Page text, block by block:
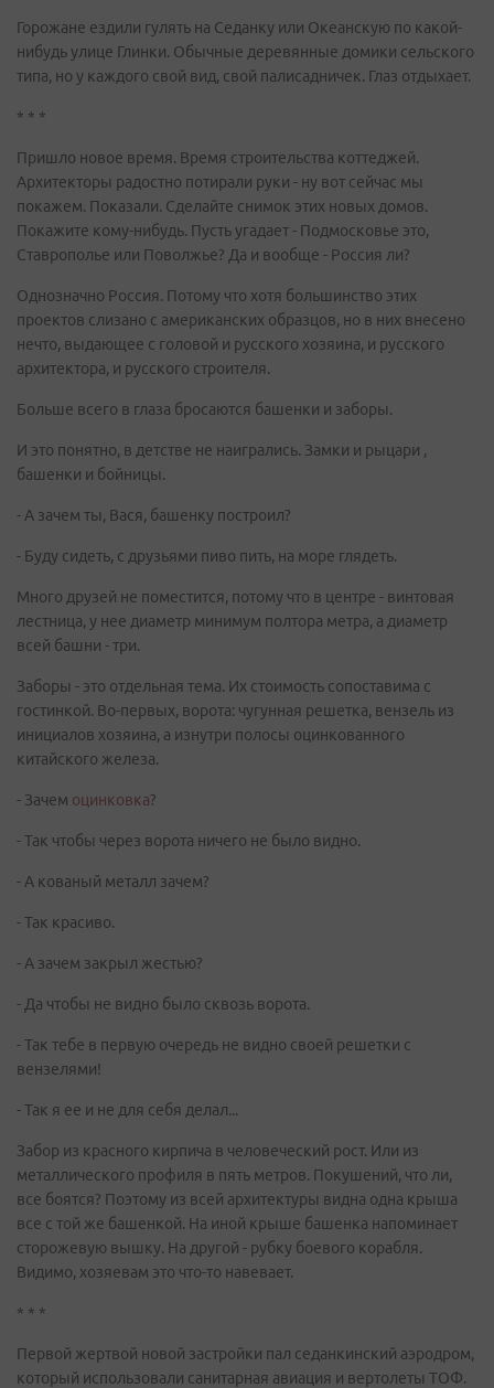
Горожане ездили гулять на Седанку или Океанскую по какой-
нибудь улице Глинки. Обычные деревянные домики сельского
типа, но у каждого свой вид, свой палисадничек. Глаз отдыхает.
* * *
Пришло новое время. Время строительства коттеджей.
Архитекторы радостно потирали руки - ну вот сейчас мы
покажем. Показали. Сделайте снимок этих новых домов.
Покажите кому-нибудь. Пусть угадает - Подмосковье это,
Ставрополье или Поволжье? Да и вообще - Россия ли?
Однозначно Россия. Потому что хотя большинство этих
проектов слизано с американских образцов, но в них внесено
нечто, выдающее с головой и русского хозяина, и русского
архитектора, и русского строителя.
Больше всего в глаза бросаются башенки и заборы.
И это понятно, в детстве не наигрались. Замки и рыцари ,
башенки и бойницы.
- А зачем ты, Вася, башенку построил?
- Буду сидеть, с друзьями пиво пить, на море глядеть.
Много друзей не поместится, потому что в центре - винтовая
лестница, у нее диаметр минимум полтора метра, а диаметр
всей башни - три.
Заборы - это отдельная тема. Их стоимость сопоставима с
гостинкой. Во-первых, ворота: чугунная решетка, вензель из
инициалов хозяина, а изнутри полосы оцинкованного
китайского железа.
- Зачем оцинковка?
- Так чтобы через ворота ничего не было видно.
- А кованый металл зачем?
- Так красиво.
- А зачем закрыл жестью?
- Да чтобы не видно было сквозь ворота.
- Так тебе в первую очередь не видно своей решетки с
вензелями!
- Так я ее и не для себя делал...
Забор из красного кирпича в человеческий рост. Или из
металлического профиля в пять метров. Покушений, что ли,
все боятся? Поэтому из всей архитектуры видна одна крыша
все с той же башенкой. На иной крыше башенка напоминает
сторожевую вышку. На другой - рубку боевого корабля.
Видимо, хозяевам это что-то навевает.
* * *
Первой жертвой новой застройки пал седанкинский аэродром,
который использовали санитарная авиация и вертолеты ТОФ.